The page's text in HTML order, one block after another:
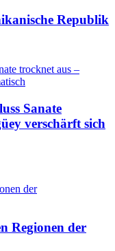
Republik
Sanate
verschärft sich
Regionen der